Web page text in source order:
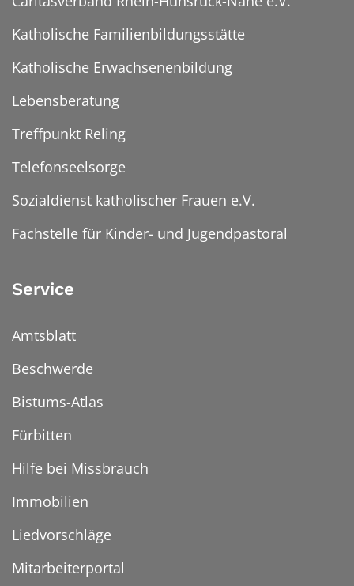
Katholische Familienbildungsstätte
Katholische Erwachsenenbildung
Lebensberatung
Treffpunkt Reling
Telefonseelsorge
Sozialdienst katholischer Frauen e.V.
Fachstelle für Kinder- und Jugendpastoral
Service
Amtsblatt
Beschwerde
Bistums-Atlas
Fürbitten
Hilfe bei Missbrauch
Immobilien
Liedvorschläge
Mitarbeiterportal